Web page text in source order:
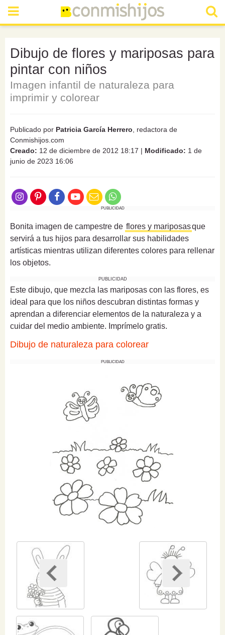
Dibujo de flores y mariposas para
pintar con niños
Imagen infantil de naturaleza para
imprimir y colorear
Publicado por Patricia García Herrero , redactora de
Conmishijos.com
Creado: 12 de diciembre de 2012 18:17 | Modificado: 1 de
junio de 2023 16:06
PUBLICIDAD
Bonita imagen de campestre de flores y mariposasque
servirá a tus hijos para desarrollar sus habilidades
artísticas mientras utilizan diferentes colores para rellenar
los objetos.
PUBLICIDAD
Este dibujo, que mezcla las mariposas con las flores, es
ideal para que los niños descubran distintas formas y
aprendan a diferenciar elementos de la naturaleza y a
cuidar del medio ambiente. Imprímelo gratis.
Dibujo de naturaleza para colorear
PUBLICIDAD